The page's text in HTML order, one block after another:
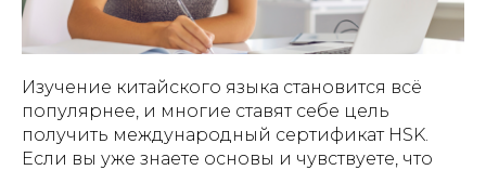
Изучение китайского языка становится всё
популярнее, и многие ставят себе цель
получить международный сертификат HSK.
Если вы уже знаете основы и чувствуете, что